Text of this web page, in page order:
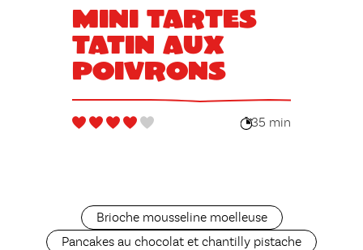
Mini tartes
Tatin aux
poivrons
35 min
Brioche mousseline moelleuse
Pancakes au chocolat et chantilly pistache